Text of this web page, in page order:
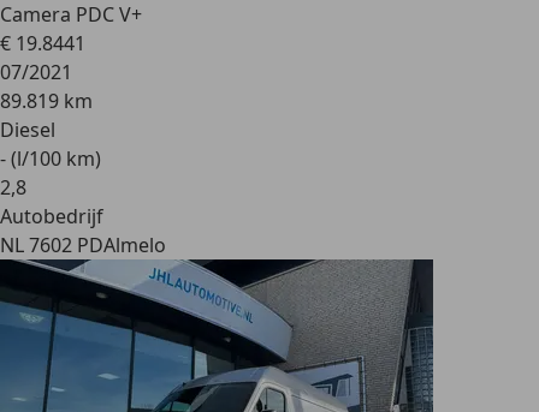
Camera PDC V+
€ 19.8441
07/2021
89.819 km
Diesel
- (l/100 km)
2,8
Autobedrijf
NL 7602 PDAlmelo